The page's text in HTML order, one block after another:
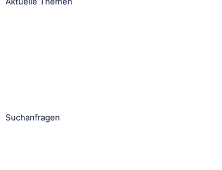
Suchanfragen